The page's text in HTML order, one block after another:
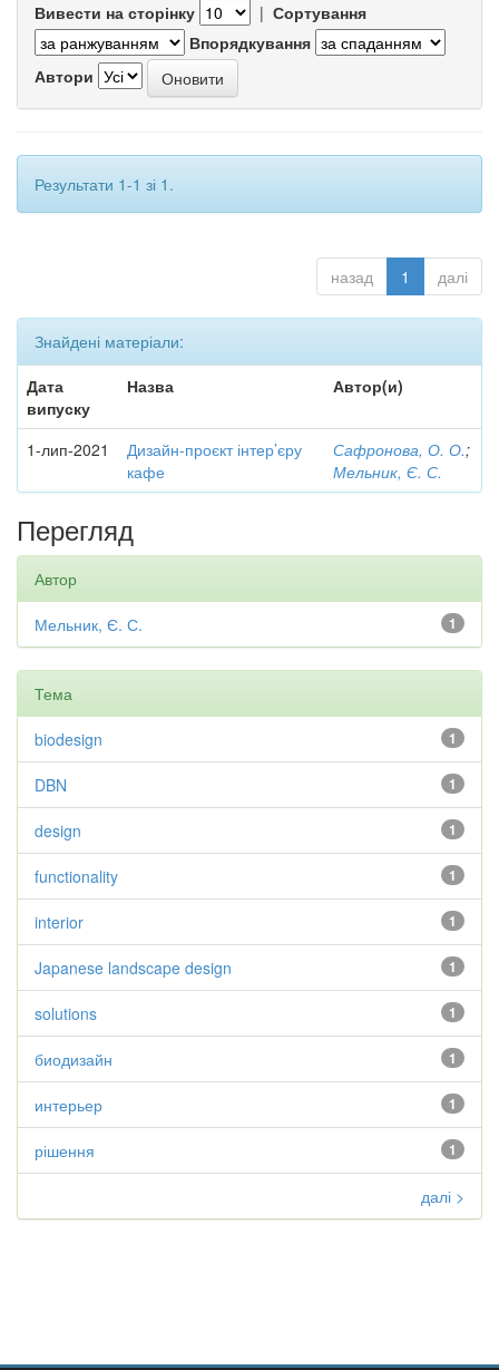
Вивести на сторінку | Сортування
Впорядкування
Автори
Результати 1-1 зі 1.
назад 1 далі
Знайдені матеріали:
Дата
випуску
Назва Автор(и)
1-лип-2021
Дизайн-проєкт інтер’єру
кафе
Сафронова, О. О.;
Мельник, Є. С.
Перегляд
Автор
1
Мельник, Є. С.
Тема
1
biodesign
1
DBN
1
design
1
functionality
1
interior
1
Japanese landscape design
1
solutions
1
биодизайн
1
интерьер
1
рішення
далі >